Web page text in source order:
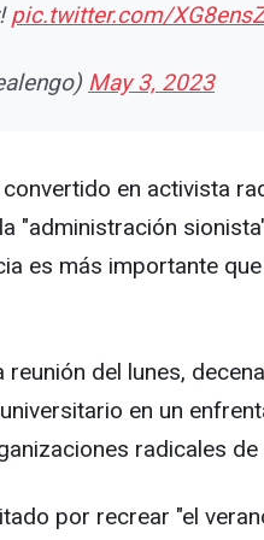
pic.twitter.com/
May 3, 2023
en activista
"administración
es más importante
del lunes,
en un
radicales
por recrear "el